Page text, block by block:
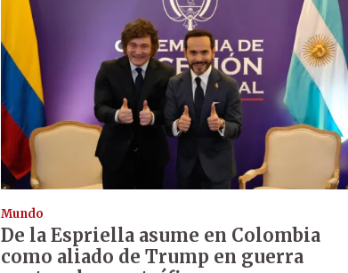
Mundo
De la Espriella asume en Colombia
como aliado de Trump en guerra